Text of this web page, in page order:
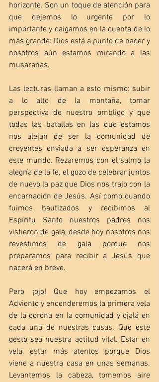
horizonte. Son un toque de atención para
que dejemos lo urgente por lo
importante y caigamos en la cuenta de lo
más grande: Dios está a punto de nacer y
nosotros aún estamos mirando a las
musarañas.
Las lecturas llaman a esto mismo: subir
a lo alto de la montaña, tomar
perspectiva de nuestro ombligo y que
todas las batallas en las que estamos
nos alejan de ser la comunidad de
creyentes enviada a ser esperanza en
este mundo. Rezaremos con el salmo la
alegría de la fe, el gozo de celebrar juntos
de nuevo la paz que Dios nos trajo con la
encarnación de Jesús. Así como cuando
fuimos bautizados y recibimos al
Espíritu Santo nuestros padres nos
vistieron de gala, desde hoy nosotros nos
revestimos de gala porque nos
preparamos para recibir a Jesús que
nacerá en breve.
Pero ¡ojo! Que hoy empezamos el
Adviento y encenderemos la primera vela
de la corona en la comunidad y ojalá en
cada una de nuestras casas. Que este
gesto sea nuestra actitud vital. Estar en
vela, estar más atentos porque Dios
viene a nuestra casa en unas semanas.
Levantemos la cabeza, tomemos aire